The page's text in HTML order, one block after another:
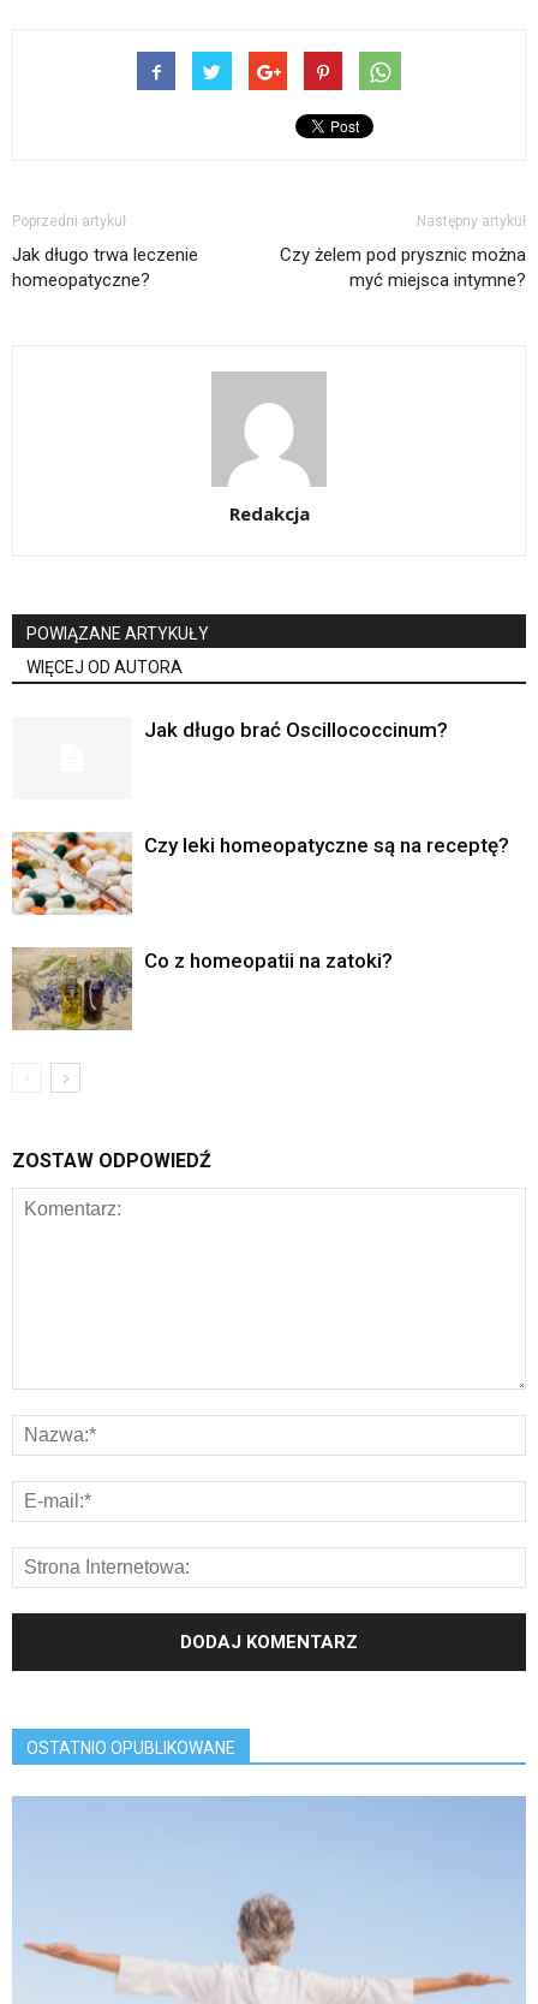
Poprzedni artykuł
Jak długo trwa leczenie
homeopatyczne?
Następny artykuł
Czy żelem pod prysznic można
myć miejsca intymne?
Redakcja
POWIĄZANE ARTYKUŁY
WIĘCEJ OD AUTORA
Jak długo brać Oscillococcinum?
Czy leki homeopatyczne są na receptę?
Co z homeopatii na zatoki?
ZOSTAW ODPOWIEDŹ
OSTATNIO OPUBLIKOWANE